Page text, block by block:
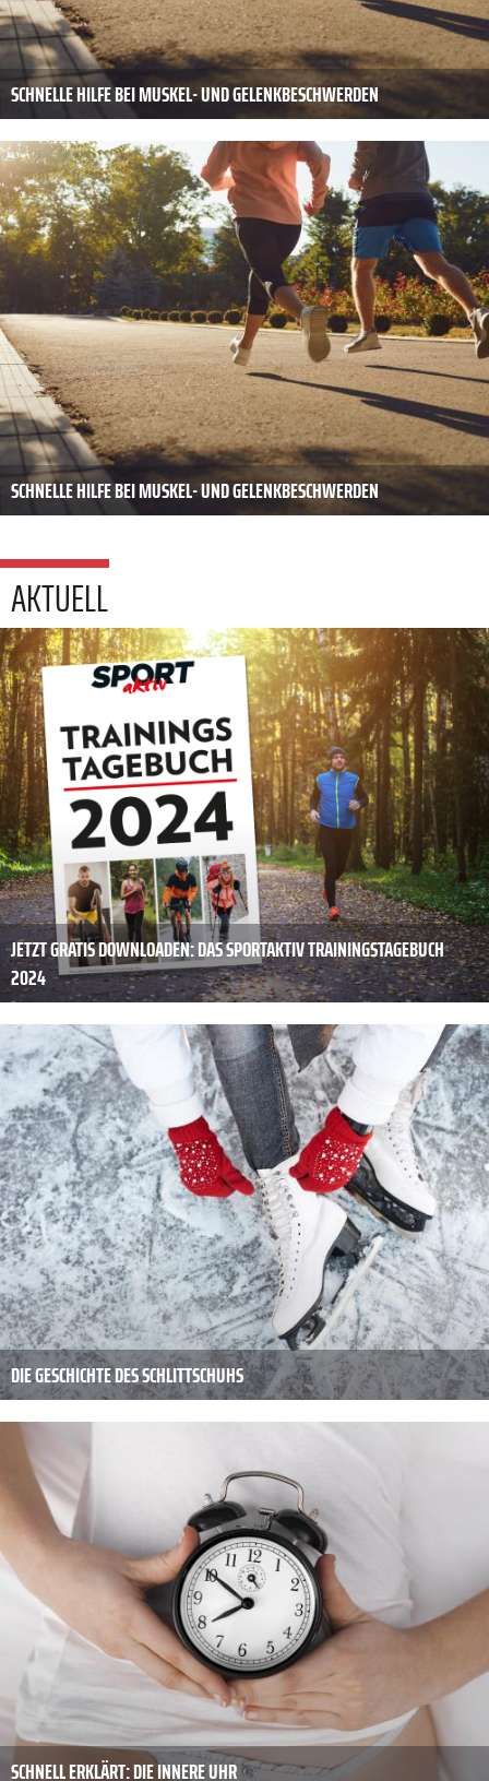
SCHNELLE HILFE BEI MUSKEL- UND GELENKBESCHWERDEN
SCHNELLE HILFE BEI MUSKEL- UND GELENKBESCHWERDEN
AKTUELL
JETZT GRATIS DOWNLOADEN: DAS SPORTAKTIV TRAININGSTAGEBUCH
2024
DIE GESCHICHTE DES SCHLITTSCHUHS
SCHNELL ERKLÄRT: DIE INNERE UHR